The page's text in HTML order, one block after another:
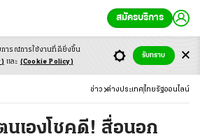
สมัครบริการ
ข่าว ต่างประเทศ ไทยรัฐออนไลน์
นเองโชคดี! สื่อนอก
การณ์การใช้งานที่ดียิ่งขึ้น
และ (Cookie Policy)
รับทราบ